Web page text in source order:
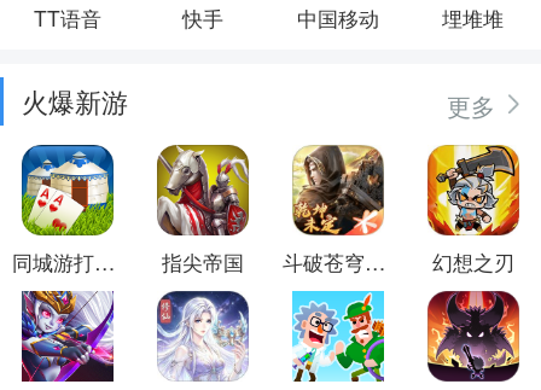
TT语音 快手 中国移动 埋堆堆
火爆新游 更多
同城游打大尖 指尖帝国 斗破苍穹：异火重燃 幻想之刃